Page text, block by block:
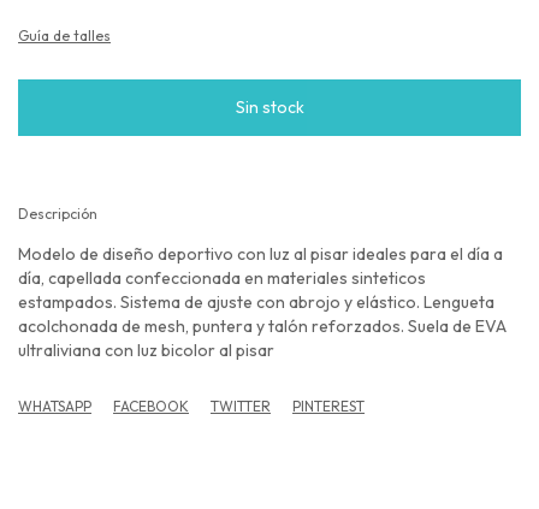
Guía de talles
Descripción
Modelo de diseño deportivo con luz al pisar ideales para el día a
día, capellada confeccionada en materiales sinteticos
estampados. Sistema de ajuste con abrojo y elástico. Lengueta
acolchonada de mesh, puntera y talón reforzados. Suela de EVA
ultraliviana con luz bicolor al pisar
WHATSAPP FACEBOOK TWITTER PINTEREST